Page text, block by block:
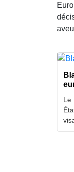
Le